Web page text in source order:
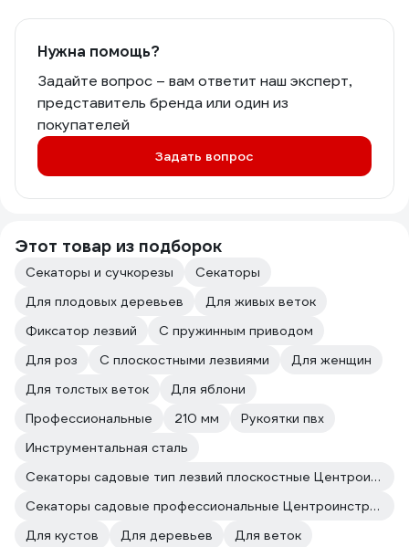
Нужна помощь?
Задайте вопрос – вам ответит наш эксперт,
представитель бренда или один из
покупателей
Задать вопрос
Этот товар из подборок
Секаторы и сучкорезы
Секаторы
Для плодовых деревьев
Для живых веток
Фиксатор лезвий
С пружинным приводом
Для роз
С плоскостными лезвиями
Для женщин
Для толстых веток
Для яблони
Профессиональные
210 мм
Рукоятки пвх
Инструментальная сталь
Секаторы садовые тип лезвий плоскостные Центроинструмент
Секаторы садовые профессиональные Центроинструмент
Для кустов
Для деревьев
Для веток